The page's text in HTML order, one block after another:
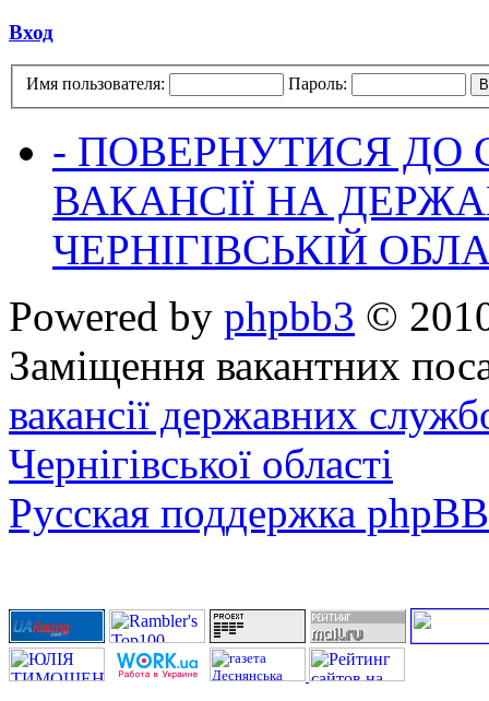
Вход
Имя пользователя: Пароль:
- ПОВЕРНУТИСЯ ДО
ВАКАНСІЇ НА
ЧЕРНІГІВСЬКІЙ
Powered by phpbb3 ©
Заміщення вакантних
вакансії державних
Чернігівської області
Русская поддержка phpBB